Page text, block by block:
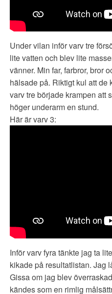
Under vilan inför varv tre
lite vatten och blev lite
vänner. Min far, farbror, bror
hälsade på. Riktigt kul att de
varv tre började krampen att
höger underarm en stund.
Här är varv 3:
Inför varv fyra tänkte jag ta
kikade på resultatlistan. Jag
Gissa om jag blev
kändes som en rimlig